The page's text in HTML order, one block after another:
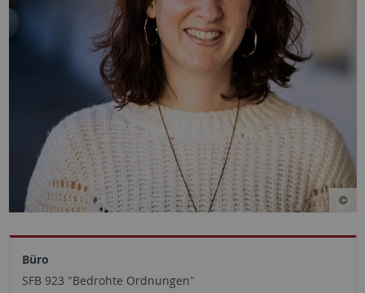
Büro
SFB 923 "Bedrohte Ordnungen"